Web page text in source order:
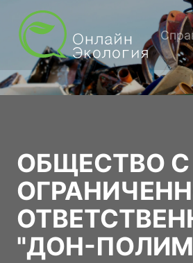
ОБЩЕСТВО С
"ДОН-